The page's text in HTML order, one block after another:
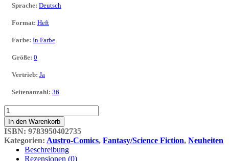
Sprache: Deutsch
Format: Heft
Farbe: In Farbe
Größe: 0
Vertrieb: Ja
Seitenanzahl: 36
ASH
Austrian
Superheroes
Heft
Nr.
01###Wiener
In den Warenkorb
ISBN: 9783950402735
Kategorien: Austro-Comics, Fantasy/Science Fiction, Neuheiten
Beschreibung
Rezensionen (0)